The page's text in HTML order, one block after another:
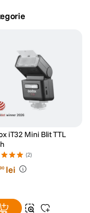
iT32 Mini Blit TTL
(2)
90 lei